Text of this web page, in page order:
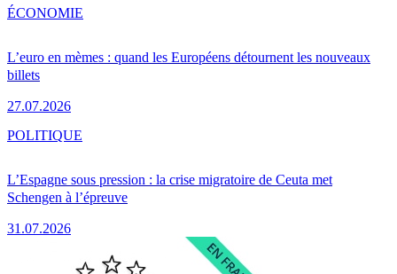
L’euro en mèmes : quand les Européens détournent les nouveaux
billets
27.07.2026
ÉCONOMIE
L’Espagne sous pression : la crise migratoire de Ceuta met
Schengen à l’épreuve
31.07.2026
POLITIQUE